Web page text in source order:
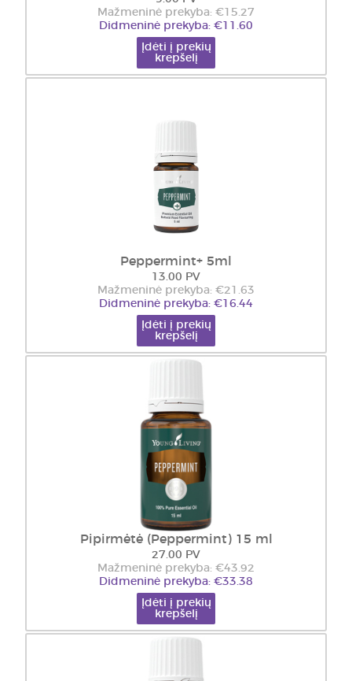
Mažmeninė prekyba: €15.27
Didmeninė prekyba: €11.60
Įdėti į prekių
krepšelį
Peppermint+ 5ml
13.00 PV
Mažmeninė prekyba: €21.63
Didmeninė prekyba: €16.44
Įdėti į prekių
krepšelį
Pipirmėtė (Peppermint) 15 ml
27.00 PV
Mažmeninė prekyba: €43.92
Didmeninė prekyba: €33.38
Įdėti į prekių
krepšelį